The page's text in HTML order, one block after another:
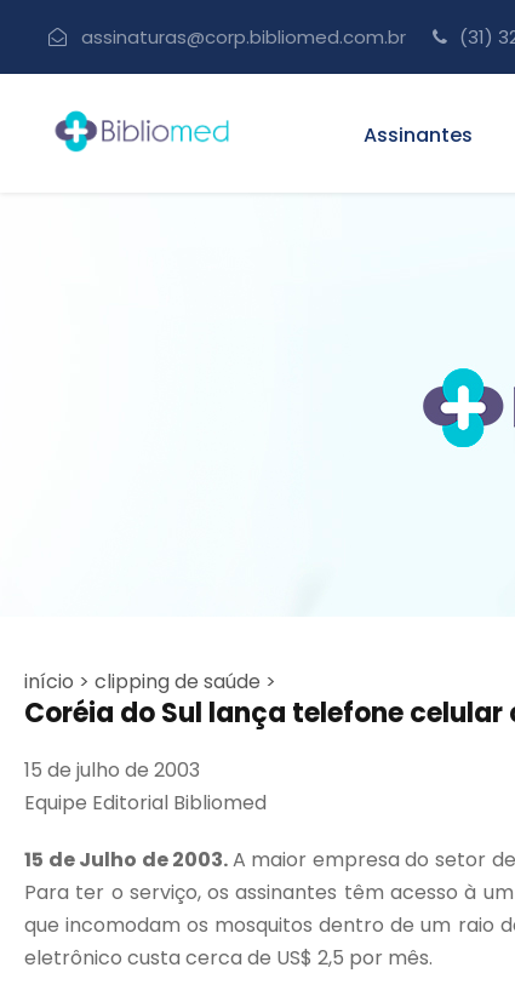
assinaturas@corp.bibliomed.com.br (31)
Assinantes
início > clipping de saúde >
Coréia do Sul lança telefone
15 de julho de 2003
Equipe Editorial Bibliomed
15 de Julho de 2003.A maior empresa do setor
Para ter o serviço, os assinantes têm acesso à
que incomodam os mosquitos dentro de um raio
eletrônico custa cerca de US$ 2,5 por mês.